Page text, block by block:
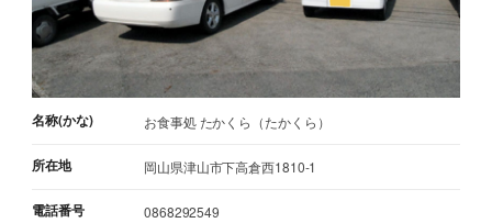
名称(かな) お食事処 たかくら（たかくら）
所在地 岡山県津山市下高倉西1810-1
電話番号 0868292549